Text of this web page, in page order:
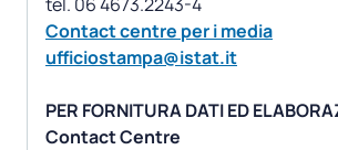
Contact centre per i media
ufficiostampa@istat.it
PER FORNITURA DATI ED
Contact Centre